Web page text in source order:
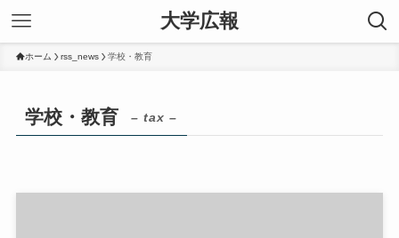
大学広報
ホーム rss_news 学校・教育
学校・教育 – tax –